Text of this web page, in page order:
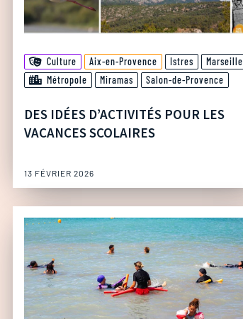
Culture Aix-en-Provence Istres
Marseille
Métropole
Miramas Salon-de-Provence
DES IDÉES D’ACTIVITÉS POUR LES
VACANCES SCOLAIRES
13 FÉVRIER 2026